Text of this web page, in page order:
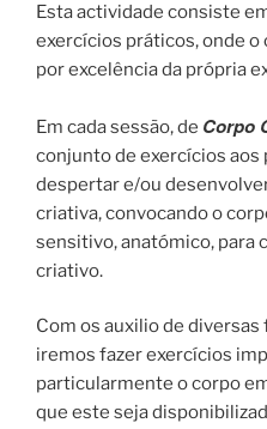
Esta actividade consiste
exercícios práticos, onde o
por excelência da própria
Em cada sessão, de Corpo
conjunto de exercícios
despertar e/ou
criativa, convocando o
sensitivo, anatómico, para
criativo.
Com os auxilio de
iremos fazer exercícios
particularmente ocorpo
que este seja